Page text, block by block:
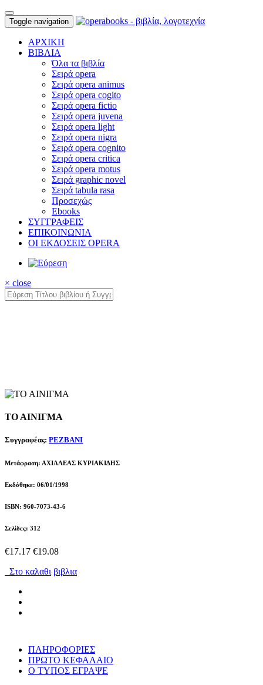
Toggle navigation
ΑΡΧΙΚΗ
ΒΙΒΛΙΑ
Όλα τα βιβλία
Σειρά opera
Σειρά opera animus
Σειρά opera cogito
Σειρά opera fictio
Σειρά opera juvena
Σειρά opera light
Σειρά opera nigra
Σειρά opera cognito
Σειρά opera critica
Σειρά opera motus
Σειρά graphic novel
Σειρά tabula rasa
Προσεχώς
Ebooks
ΣΥΓΓΡΑΦΕΙΣ
ΕΠΙΚΟΙΝΩΝΙΑ
ΟΙ ΕΚΔΟΣΕΙΣ OPERA
× close
ΤΟ ΑΙΝΙΓΜΑ
Συγγραφέας: ΡΕΖΒΑΝΙ
Μετάφραση: ΑΧΙΛΛΕΑΣ ΚΥΡΙΑΚΙΔΗΣ
Εκδόθηκε: 06/01/1998
ISBN: 960-7073-43-6
Σελίδες: 312
€17.17 €19.08
Στο καλαθι βιβλια
ΠΛΗΡΟΦΟΡΙΕΣ
ΠΡΩΤΟ ΚΕΦΑΛΑΙΟ
Ο ΤΥΠΟΣ ΕΓΡΑΨΕ